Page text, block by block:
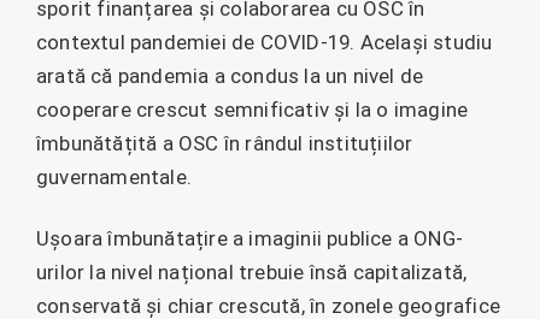
sporit finanțarea și colaborarea cu OSC în
contextul pandemiei de COVID-19. Același studiu
arată că pandemia a condus la un nivel de
cooperare crescut semnificativ și la o imagine
îmbunătățită a OSC în rândul instituțiilor
guvernamentale.
Ușoara îmbunătațire a imaginii publice a ONG-
urilor la nivel național trebuie însă capitalizată,
conservată și chiar crescută, în zonele geografice